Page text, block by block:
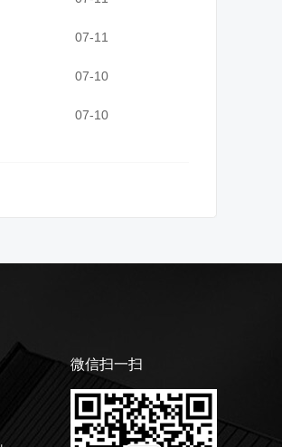
07-11
07-10
07-10
微信扫一扫